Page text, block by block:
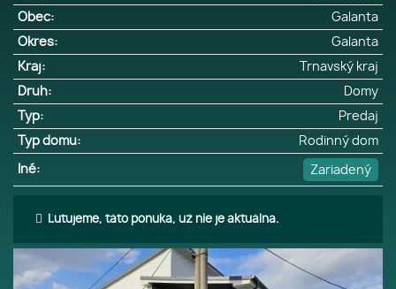
Obec:
Galanta
Okres:
Galanta
Kraj:
Trnavský kraj
Druh:
Domy
Typ:
Predaj
Typ domu:
Rodinný dom
Iné: Zariadený
Ľutujeme, táto ponuka, už nie je aktuálna.